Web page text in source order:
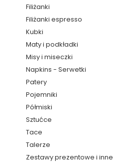
Filiżanki
Filiżanki espresso
Kubki
Maty i podkładki
Misy i miseczki
Napkins - Serwetki
Patery
Pojemniki
Półmiski
Sztućce
Tace
Talerze
Zestawy prezentowe i inne